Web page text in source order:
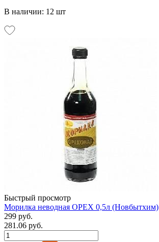
В наличии: 12 шт
Быстрый просмотр
Морилка неводная ОРЕХ 0,5л (Новбытхим)
299 руб.
281.06 руб.